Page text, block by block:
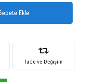
Ekle
İade ve Değişim